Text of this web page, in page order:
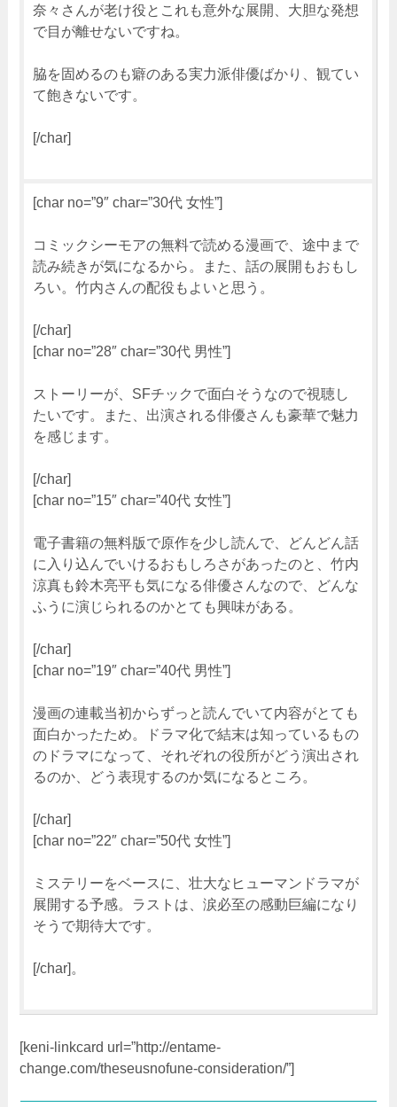
奈々さんが老け役とこれも意外な展開、大胆な発想
で目が離せないですね。
脇を固めるのも癖のある実力派俳優ばかり、観てい
て飽きないです。
[/char]
[char no=”9″ char=”30代 女性”]
コミックシーモアの無料で読める漫画で、途中まで
読み続きが気になるから。また、話の展開もおもし
ろい。竹内さんの配役もよいと思う。
[/char]
[char no=”28″ char=”30代 男性”]
ストーリーが、SFチックで面白そうなので視聴し
たいです。また、出演される俳優さんも豪華で魅力
を感じます。
[/char]
[char no=”15″ char=”40代 女性”]
電子書籍の無料版で原作を少し読んで、どんどん話
に入り込んでいけるおもしろさがあったのと、竹内
涼真も鈴木亮平も気になる俳優さんなので、どんな
ふうに演じられるのかとても興味がある。
[/char]
[char no=”19″ char=”40代 男性”]
漫画の連載当初からずっと読んでいて内容がとても
面白かったため。ドラマ化で結末は知っているもの
のドラマになって、それぞれの役所がどう演出され
るのか、どう表現するのか気になるところ。
[/char]
[char no=”22″ char=”50代 女性”]
ミステリーをベースに、壮大なヒューマンドラマが
展開する予感。ラストは、涙必至の感動巨編になり
そうで期待大です。
[/char]。
[keni-linkcard url=”http://entame-
change.com/theseusnofune-consideration/”]